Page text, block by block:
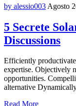
by alessio003 Agosto
5 Secrete
Discussions
Efficiently productivate
expertise. Objectively
opportunities.
alternative
Read More